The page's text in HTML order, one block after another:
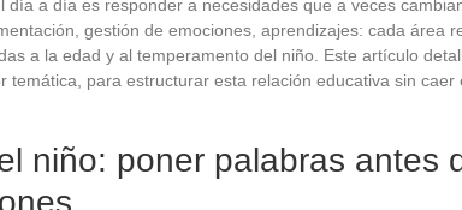
día a día es responder a necesidades que a veces
gestión de emociones, aprendizajes: cada área
a la edad y al temperamento del niño. Este artículo
temática, para estructurar esta relación educativa sin caer
niño: poner palabras antes